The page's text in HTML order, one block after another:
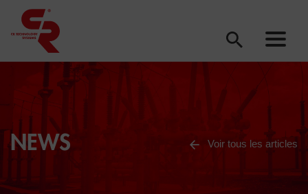
NEWS Voir tous les articles